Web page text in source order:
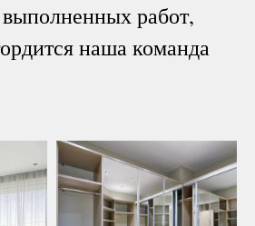
работ,
наша команда